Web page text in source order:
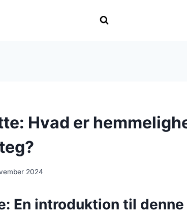
Hvad er
2024
En introduktion til